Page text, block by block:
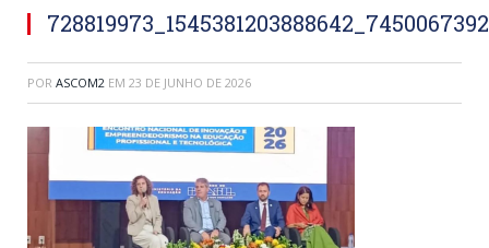
POR ASCOM2 EM 23 DE JUNHO DE 2026